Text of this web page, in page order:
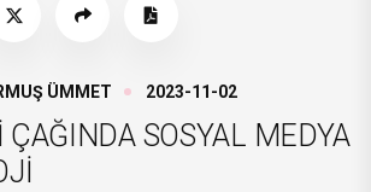
ÜMMET 2023-11-02
SOSYAL MEDYA